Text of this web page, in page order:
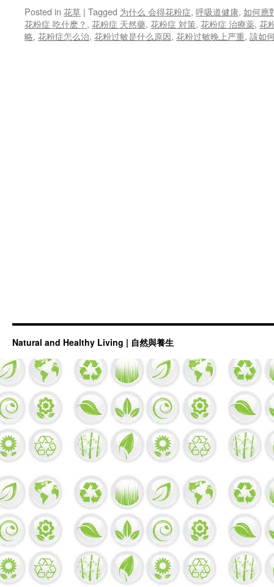
Posted in 花草 | Tagged 为什么 会得花粉症, 呼吸道健康, 如何應
花粉症 吃什麽？ , 花粉症 天然藥, 花粉症 対策, 花粉症 治療薬, 花
略, 花粉症怎么治, 花粉过敏是什么原因, 花粉过敏晚上严重, 該如
Natural and Healthy Living | 自然與養生